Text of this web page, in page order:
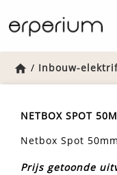
Home
/ Inbouw-
NETBOX SPOT
Netbox Spot
Prijs getoonde